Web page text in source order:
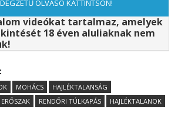
OLVASÓ KATTINTSON!
videókat tartalmaz, amelyek
18 éven aluliaknak nem
MOHÁCS
HAJLÉKTALANSÁG
RENDŐRI TÚLKAPÁS HAJLÉKTALANOK